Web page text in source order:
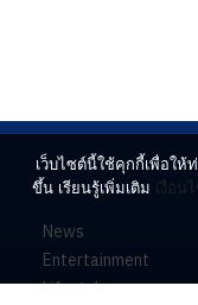
News
Entertainment
Lifestyle
เว็บไซต์นี้ใช้คุกกี้เพื่อให้
ขึ้น เรียนรู้เพิ่มเติม เงื่อน